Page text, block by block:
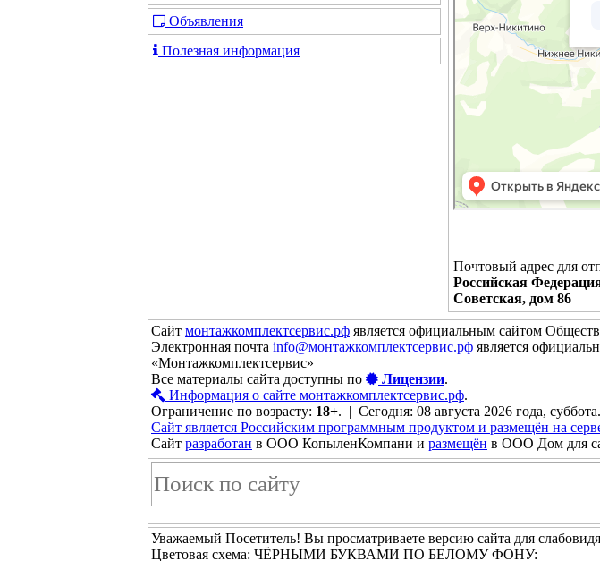
Объявления
Полезная информация
Почтовый адрес для
Российская
Советская, дом 86
Сайт монтажкомплектсервис.рф является официальным сайтом
Электронная почта info@монтажкомплектсервис.рф является
«Монтажкомплектсервис»
Все материалы сайта доступны по
Лицензии.
Информация о сайте монтажкомплектсервис.рф.
Ограничение по возрасту: 18+. | Сегодня: 08 августа 2026 года, суббота.
Сайт является Российским программным продуктом и размещён на
Сайт разработан в ООО КопыленКомпани и размещён в ООО Дом для
Уважаемый Посетитель! Вы просматриваете версию сайта для
Цветовая схема: ЧЁРНЫМИ БУКВАМИ ПО БЕЛОМУ ФОНУ: